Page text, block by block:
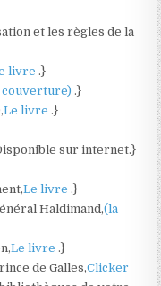
et les règles de la
livre.}
couverture).}
Le livre.}
sur internet.}
Le livre.}
Haldimand,(la
Le livre.}
de Galles,Clicker